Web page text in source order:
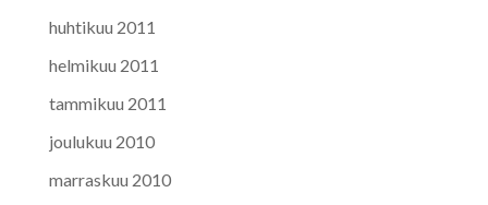
huhtikuu 2011
helmikuu 2011
tammikuu 2011
joulukuu 2010
marraskuu 2010